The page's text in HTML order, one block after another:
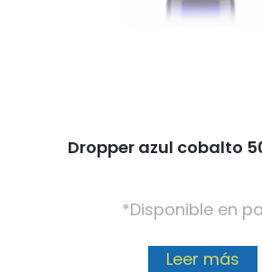
Dropper azul cobalto
*Disponible en
Leer más